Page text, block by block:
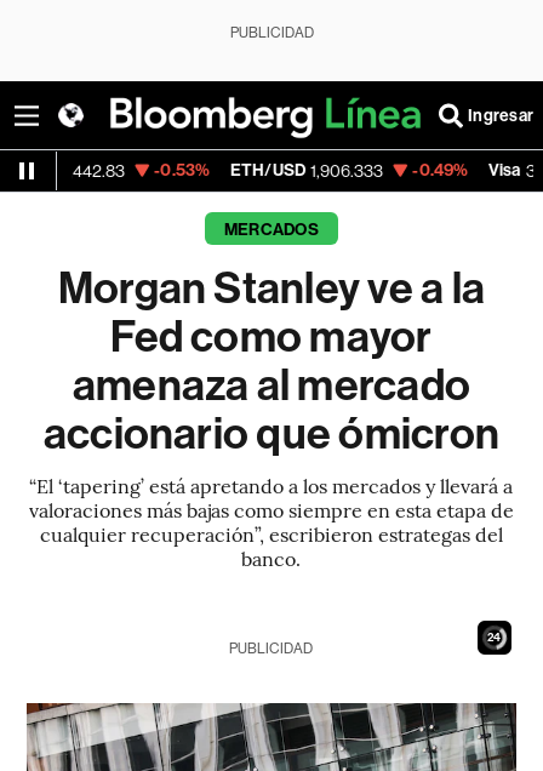
PUBLICIDAD
Ingresar
-0.53% ETH/USD 1,906.333 -0.49% Visa 370.47
MERCADOS
Morgan Stanley ve a la
Fed como mayor
amenaza al mercado
accionario que ómicron
“El ‘tapering’ está apretando a los mercados y llevará a
valoraciones más bajas como siempre en esta etapa de
cualquier recuperación”, escribieron estrategas del
banco.
23
PUBLICIDAD